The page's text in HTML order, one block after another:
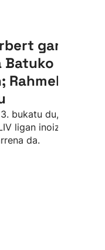
garaile,
LIV
23.
bukatu du, par
ligan inoiz izan duen
da.